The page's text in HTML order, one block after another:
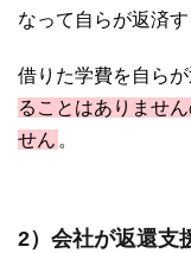
なって自らが返済
借りた学費を自らが
ることはありませ
せん 。
2）会社が返還支